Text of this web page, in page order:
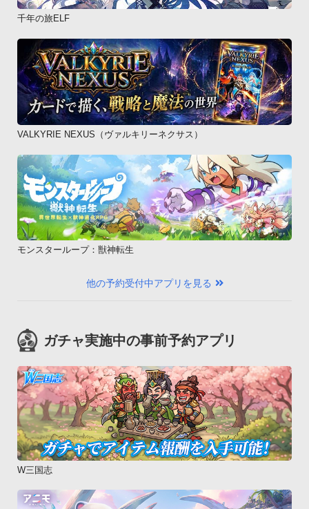
千年の旅ELF
VALKYRIE NEXUS（ヴァルキリーネクサス）
モンスターループ：獣神転生
他の予約受付中アプリを見る
ガチャ実施中の事前予約アプリ
W三国志